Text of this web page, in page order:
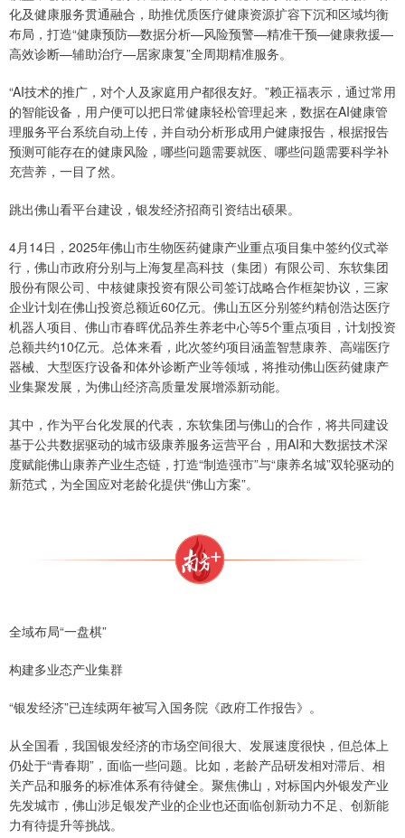
化及健康服务贯通融合，助推优质医疗健康资源扩容下沉和区域均衡
布局，打造“健康预防—数据分析—风险预警—精准干预—健康救援—
高效诊断—辅助治疗—居家康复”全周期精准服务。
“AI技术的推广，对个人及家庭用户都很友好。”赖正福表示，通过常用
的智能设备，用户便可以把日常健康轻松管理起来，数据在AI健康管
理服务平台系统自动上传，并自动分析形成用户健康报告，根据报告
预测可能存在的健康风险，哪些问题需要就医、哪些问题需要科学补
充营养，一目了然。
跳出佛山看平台建设，银发经济招商引资结出硕果。
4月14日，2025年佛山市生物医药健康产业重点项目集中签约仪式举
行，佛山市政府分别与上海复星高科技（集团）有限公司、东软集团
股份有限公司、中核健康投资有限公司签订战略合作框架协议，三家
企业计划在佛山投资总额近60亿元。佛山五区分别签约精创浩达医疗
机器人项目、佛山市春晖优品养生养老中心等5个重点项目，计划投资
总额共约10亿元。总体来看，此次签约项目涵盖智慧康养、高端医疗
器械、大型医疗设备和体外诊断产业等领域，将推动佛山医药健康产
业集聚发展，为佛山经济高质量发展增添新动能。
其中，作为平台化发展的代表，东软集团与佛山的合作，将共同建设
基于公共数据驱动的城市级康养服务运营平台，用AI和大数据技术深
度赋能佛山康养产业生态链，打造“制造强市”与“康养名城”双轮驱动的
新范式，为全国应对老龄化提供“佛山方案”。
全域布局“一盘棋”
构建多业态产业集群
“银发经济”已连续两年被写入国务院《政府工作报告》。
从全国看，我国银发经济的市场空间很大、发展速度很快，但总体上
仍处于“青春期”，面临一些问题。比如，老龄产品研发相对滞后、相
关产品和服务的标准体系有待健全。聚焦佛山，对标国内外银发产业
先发城市，佛山涉足银发产业的企业也还面临创新动力不足、创新能
力有待提升等挑战。